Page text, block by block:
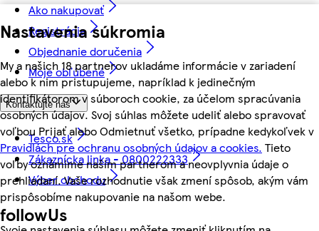
Nastavenia súkromia
My a našich 18 partnerov ukladáme informácie v zariadení
alebo k nim pristupujeme, napríklad k jedinečným
identifikátorom v súboroch cookie, za účelom spracúvania
osobných údajov. Svoj súhlas môžete udeliť alebo spravovať
voľbou Prijať alebo Odmietnuť všetko, prípadne kedykoľvek v
Pravidlách pre ochranu osobných údajov a cookies. Tieto
voľby oznámime našim partnerom a neovplyvnia údaje o
prehliadaní. Vaše rozhodnutie však zmení spôsob, akým vám
prispôsobíme nakupovanie na našom webe.
Ako nakupovať
Registrácia
Objednanie doručenia
Moje obľúbené
Kontaktujte nás
Tesco.sk
Zákaznícka linka - 0800222333
Výber obchodu
followUs